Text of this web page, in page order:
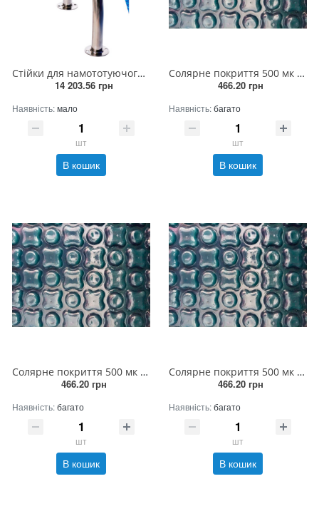
Стійки для намототуючого пристрою стаціонарні А304 Flexinox (Іспанія)
14 203.56 грн
Наявність:мало
шт
В кошик
Солярне покриття 500 мк (ширина 4м)
466.20 грн
Наявність:багато
шт
В кошик
Солярне покриття 500 мк (ширина 3м)
466.20 грн
Наявність:багато
шт
В кошик
Солярне покриття 500 мк (ширина 5м)
466.20 грн
Наявність:багато
шт
В кошик